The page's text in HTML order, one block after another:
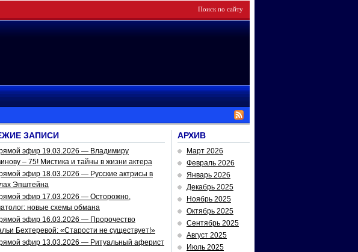
ЗАПИСИ
эфир 19.03.2026 — Владимиру
– 75! Мистика и тайны в жизни актера
эфир 18.03.2026 — Русские актрисы в
Эпштейна
эфир 17.03.2026 — Осторожно,
новые схемы обмана
эфир 16.03.2026 — Пророчество
Бехтеревой: «Старости не существует!»
эфир 13.03.2026 — Ритуальный аферист
АРХИВ
Март 2026
Февраль 2026
Январь 2026
Декабрь 2025
Ноябрь 2025
Октябрь 2025
Сентябрь 2025
Август 2025
Июль 2025